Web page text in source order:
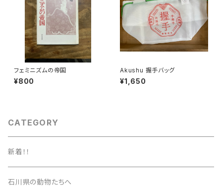
フェミニズムの帝国
¥800
Akushu 握手バッグ
¥1,650
CATEGORY
新着！！
石川県の動物たちへ